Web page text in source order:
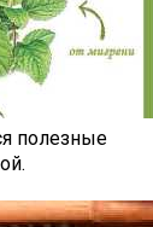
полезные